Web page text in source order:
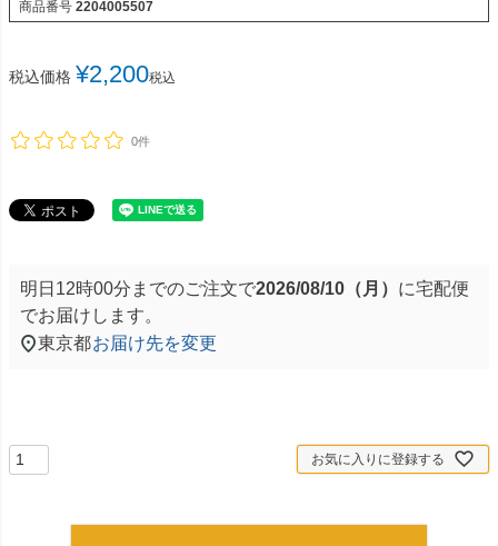
商品番号 2204005507
税込価格 ¥2,200税込
0件
明日 12時00分 までのご注文で2026/08/10（月） に宅配便
でお届けします。
東京都お届け先を変更
お気に入りに登録する